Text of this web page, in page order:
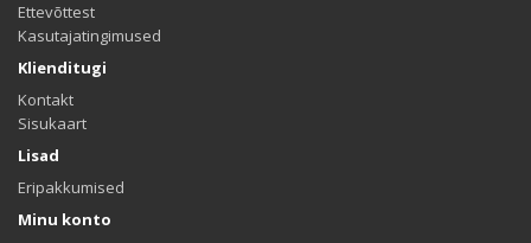
Ettevõttest
Kasutajatingimused
Klienditugi
Kontakt
Sisukaart
Lisad
Eripakkumised
Minu konto